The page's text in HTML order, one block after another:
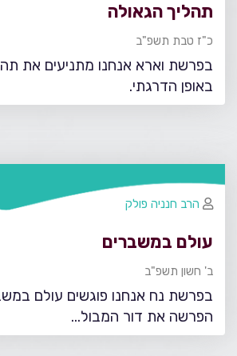
תהליך הגאולה
כ"ז טבת תשפ"ב
בפרשת וארא אנחנו מתניעים את
באופן הדרגתי.
עולם במשברים
ב' חשון תשפ"ב
בפרשת נח אנחנו פוגשים עולם
הפרשה את דור המבול...
הרב חנניה פולק